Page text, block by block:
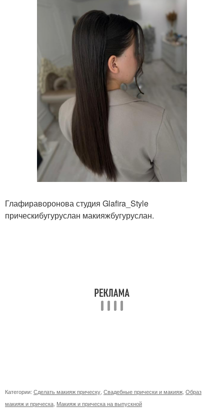
Глафираворонова студия Glafira_Style
прическибугуруслан макияжбугуруслан.
Категории: Сделать макияж прическу Свадебные прически и макияж Образ
макияж и прическа Макияж и прическа на выпускной